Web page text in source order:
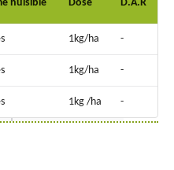
nuisible Dose D.A.R
1kg/ha -
1kg/ha -
1kg /ha -